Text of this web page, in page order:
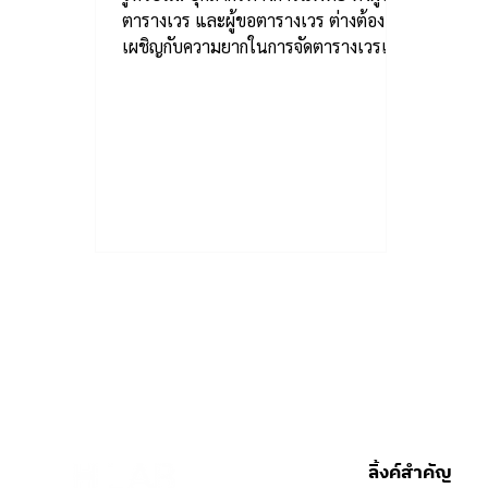
ตารางเวร และผู้ขอตารางเวร ต่างต้อง
เผชิญกับความยากในการจัดตารางเวรและ
ลิ้งค์สำคัญ